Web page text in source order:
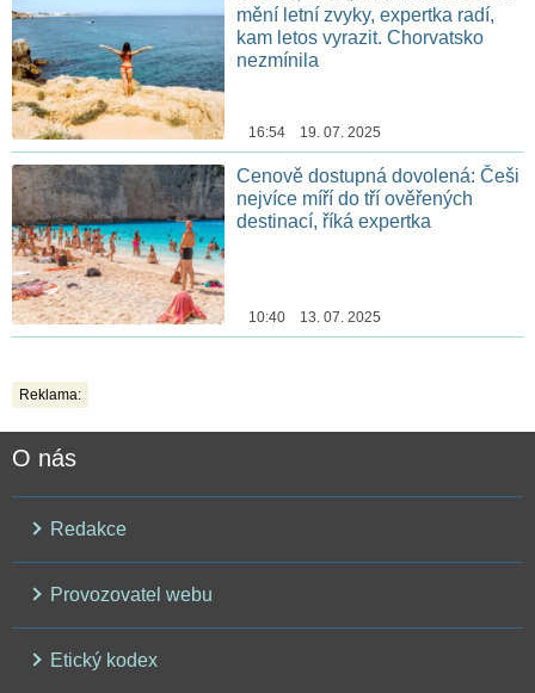
mění letní zvyky, expertka radí,
kam letos vyrazit. Chorvatsko
nezmínila
16:54 19. 07. 2025
Cenově dostupná dovolená: Češi
nejvíce míří do tří ověřených
destinací, říká expertka
10:40 13. 07. 2025
Reklama:
O nás
Redakce
Provozovatel webu
Etický kodex